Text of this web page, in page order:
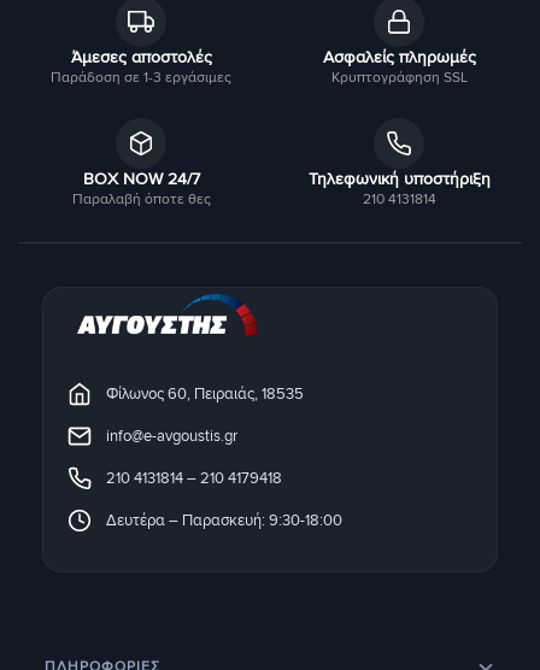
Άμεσες αποστολές
Παράδοση σε 1-3 εργάσιμες
Ασφαλείς πληρωμές
Κρυπτογράφηση SSL
BOX NOW 24/7
Παραλαβή όποτε θες
Τηλεφωνική υποστήριξη
210 4131814
Φίλωνος 60, Πειραιάς, 18535
info@e-avgoustis.gr
210 4131814–210 4179418
Δευτέρα – Παρασκευή: 9:30-18:00